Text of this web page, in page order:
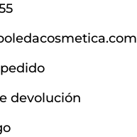
devolución